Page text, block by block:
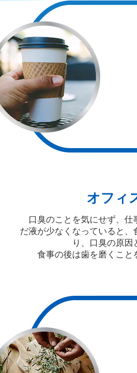
オフィ
口臭のことを気にせず、仕
だ液が少なくなっていると、
り、口臭の原因
食事の後は歯を磨くこと